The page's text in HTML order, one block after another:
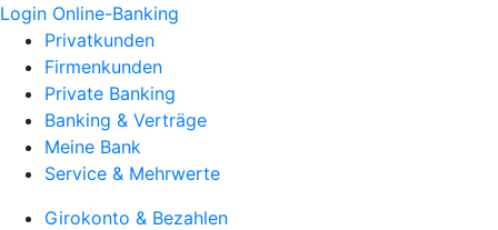
Login Online-Banking
Privatkunden
Firmenkunden
Private Banking
Banking & Verträge
Meine Bank
Service & Mehrwerte
Girokonto & Bezahlen